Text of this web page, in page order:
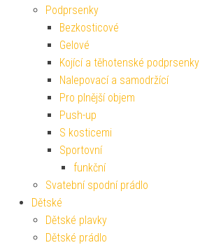
Podprsenky
Bezkosticové
Gelové
Kojící a těhotenské podprsenky
Nalepovací a samodržící
Pro plnější objem
Push-up
S kosticemi
Sportovní
funkční
Svatební spodní prádlo
Dětské
Dětské plavky
Dětské prádlo